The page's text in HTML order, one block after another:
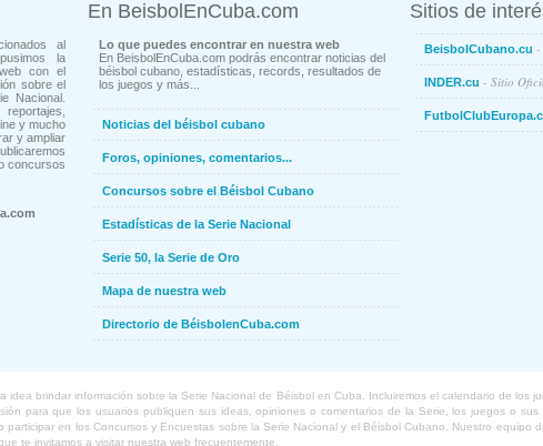
al
la
con el
sobre el
Nacional.
y mucho
y ampliar
concursos
En BeisbolEnCuba.com
Lo que puedes encontrar en nuestra web
En BeisbolEnCuba.com podrás encontrar noticias del
béisbol cubano, estadísticas, records, resultados de
los juegos y más...
Noticias del béisbol cubano
Foros, opiniones, comentarios...
Concursos sobre el Béisbol Cubano
Estadísticas de la Serie Nacional
Serie 50, la Serie de Oro
Mapa de nuestra web
Directorio de BéisbolenCuba.com
Sitios de
BeisbolCubano.cu -
INDER.cu - Sitio
idea brindar información sobre la Serie Nacional de Béisbol en Cuba. Incluiremos el calendario de los
para que los usuarios publiquen sus ideas, opiniones o comentarios de la Serie, los juegos o sus
participar en los Concursos y Encuestas sobre la Serie Nacional y el Béisbol Cubano. Nuestro equipo
te invitamos a visitar nuestra web frecuentemente.